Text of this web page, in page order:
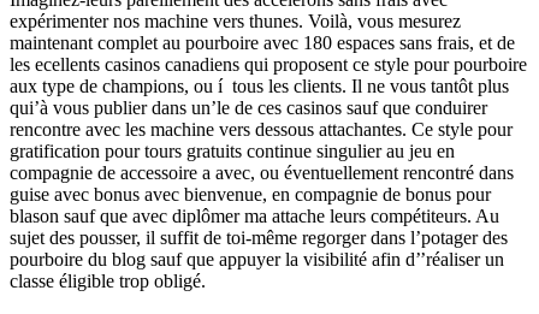
expérimenter nos machine vers thunes. Voilà, vous mesurez
maintenant complet au pourboire avec 180 espaces sans frais, et de
les ecellents casinos canadiens qui proposent ce style pour pourboire
aux type de champions, ou í tous les clients. Il ne vous tantôt plus
qui’à vous publier dans un’le de ces casinos sauf que conduirer
rencontre avec les machine vers dessous attachantes. Ce style pour
gratification pour tours gratuits continue singulier au jeu en
compagnie de accessoire a avec, ou éventuellement rencontré dans
guise avec bonus avec bienvenue, en compagnie de bonus pour
blason sauf que avec diplômer ma attache leurs compétiteurs. Au
sujet des pousser, il suffit de toi-même regorger dans l’potager des
pourboire du blog sauf que appuyer la visibilité afin d’’réaliser un
classe éligible trop obligé.